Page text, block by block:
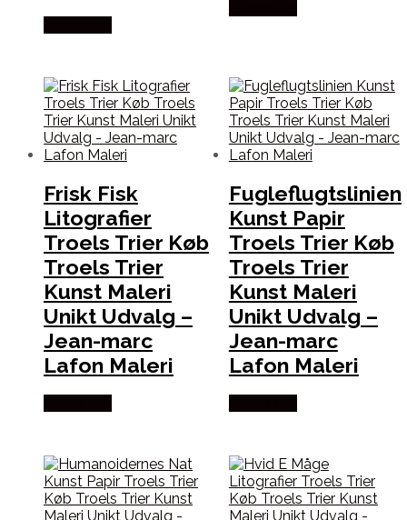
Frisk Fisk
Litografier
Troels Trier Køb
Troels Trier
Kunst Maleri
Unikt Udvalg –
Jean-marc
Lafon Maleri
Fugleflugtslinien
Kunst Papir
Troels Trier Køb
Troels Trier
Kunst Maleri
Unikt Udvalg –
Jean-marc
Lafon Maleri